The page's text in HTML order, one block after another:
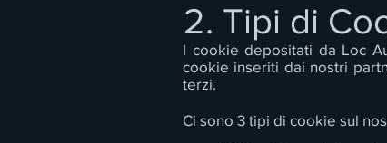
2. Tipi di
I cookie depositati da Loc
cookie inseriti dai nostri
terzi.
Ci sono 3 tipi di cookie sul